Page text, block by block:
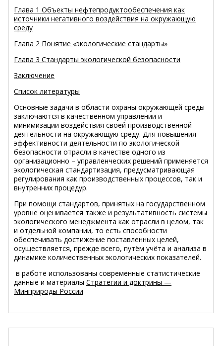
Глава 1 Объекты нефтепродуктообеспечения как
источники негативного воздействия на окружающую
среду
Глава 2 Понятие «экологические стандарты»
Глава 3 Стандарты экологической безопасности
Заключение
Список литературы
Основные задачи в области охраны окружающей среды
заключаются в качественном управлении и
минимизации воздействия своей производственной
деятельности на окружающую среду. Для повышения
эффективности деятельности по экологической
безопасности отрасли в качестве одного из
организационно – управленческих решений применяется
экологическая стандартизация, предусматривающая
регулирования как производственных процессов, так и
внутренних процедур.
При помощи стандартов, принятых на государственном
уровне оценивается также и результативность системы
экологического менеджмента как отрасли в целом, так
и отдельной компании, то есть способности
обеспечивать достижение поставленных целей,
осуществляется, прежде всего, путём учёта и анализа в
динамике количественных экологических показателей.
в работе использованы современные статистические
данные и материалы Стратегии и доктрины —
Минприроды России